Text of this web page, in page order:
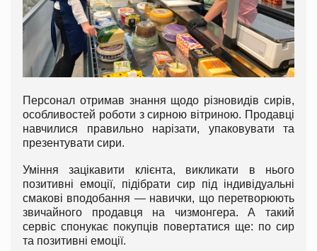
Персонал отримав знання щодо різновидів сирів,
особливостей роботи з сирною вітриною. Продавці
навчилися правильно нарізати, упаковувати та
презентувати сири.
Уміння зацікавити клієнта, викликати в нього
позитивні емоції, підібрати сир під індивідуальні
смакові вподобання — навички, що перетворюють
звичайного продавця на чизмонгера. А такий
сервіс спонукає покупців повертатися ще: по сир
та позитивні емоції.